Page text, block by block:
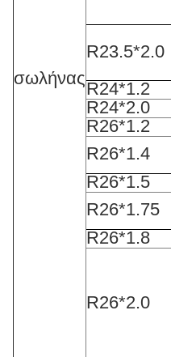
σωλήνας
R23.5*2.0
R24*1.2
R24*2.0
R26*1.2
R26*1.4
R26*1.5
R26*1.75
R26*1.8
R26*2.0